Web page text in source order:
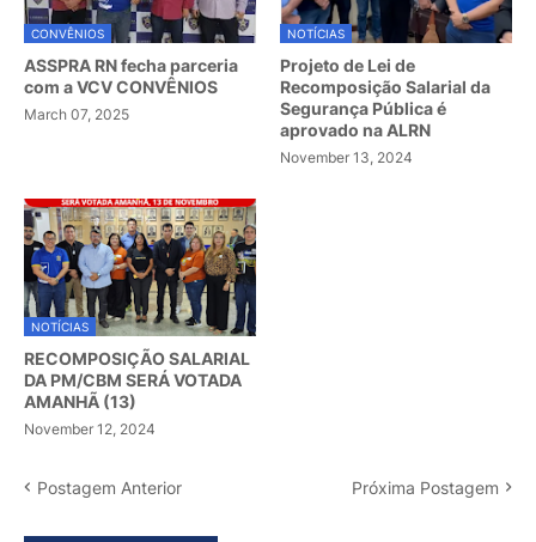
CONVÊNIOS
ASSPRA RN fecha parceria
com a VCV CONVÊNIOS
March 07, 2025
NOTÍCIAS
Projeto de Lei de
Recomposição Salarial da
Segurança Pública é
aprovado na ALRN
November 13, 2024
NOTÍCIAS
RECOMPOSIÇÃO SALARIAL
DA PM/CBM SERÁ VOTADA
AMANHÃ (13)
November 12, 2024
Postagem Anterior Próxima Postagem